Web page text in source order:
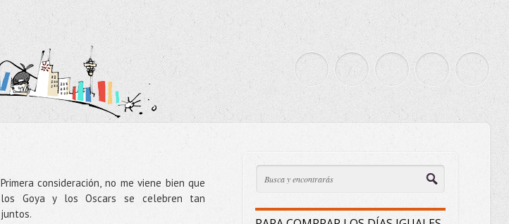
Primera consideración, no me viene bien que
los Goya y los Oscars se celebren tan
juntos.